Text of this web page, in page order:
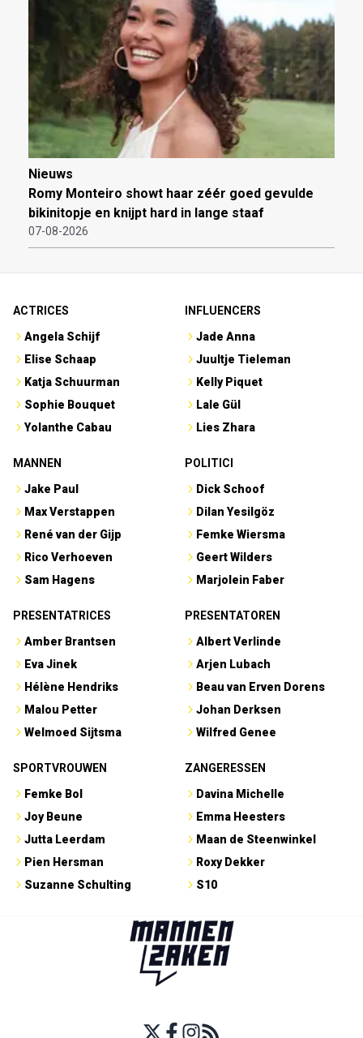
Nieuws
Romy Monteiro showt haar zéér goed gevulde
bikinitopje en knijpt hard in lange staaf
07-08-2026
ACTRICES
Angela Schijf
Elise Schaap
Katja Schuurman
Sophie Bouquet
Yolanthe Cabau
INFLUENCERS
Jade Anna
Juultje Tieleman
Kelly Piquet
Lale Gül
Lies Zhara
MANNEN
Jake Paul
Max Verstappen
René van der Gijp
Rico Verhoeven
Sam Hagens
POLITICI
Dick Schoof
Dilan Yesilgöz
Femke Wiersma
Geert Wilders
Marjolein Faber
PRESENTATRICES
Amber Brantsen
Eva Jinek
Hélène Hendriks
Malou Petter
Welmoed Sijtsma
PRESENTATOREN
Albert Verlinde
Arjen Lubach
Beau van Erven Dorens
Johan Derksen
Wilfred Genee
SPORTVROUWEN
Femke Bol
Joy Beune
Jutta Leerdam
Pien Hersman
Suzanne Schulting
ZANGERESSEN
Davina Michelle
Emma Heesters
Maan de Steenwinkel
Roxy Dekker
S10